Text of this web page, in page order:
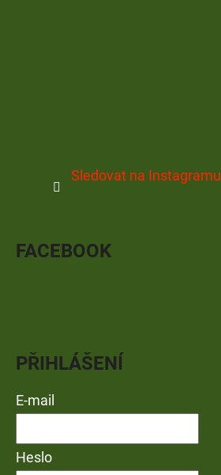
Sledovat na Instagramu
FACEBOOK
PŘIHLÁŠENÍ
E-mail
Heslo